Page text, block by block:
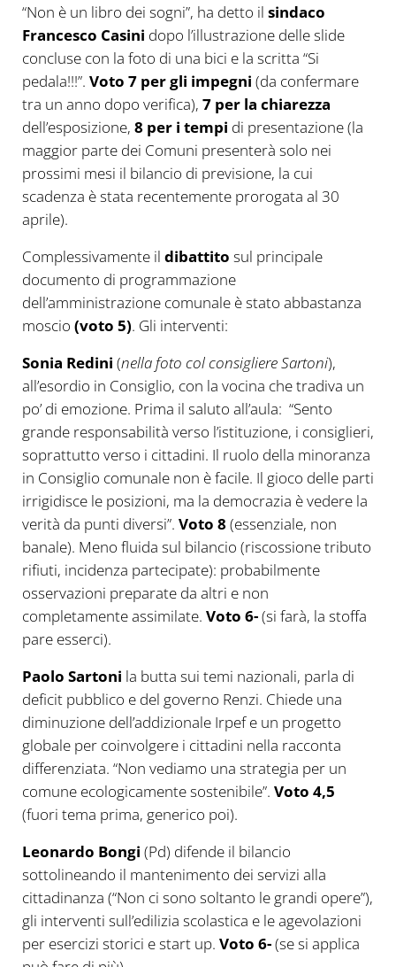
“Non è un libro dei sogni”, ha detto il sindaco
Francesco Casini dopo l’illustrazione delle slide
concluse con la foto di una bici e la scritta “Si
pedala!!!”. Voto 7 per gli impegni (da confermare
tra un anno dopo verifica), 7 per la chiarezza
dell’esposizione, 8 per i tempi di presentazione (la
maggior parte dei Comuni presenterà solo nei
prossimi mesi il bilancio di previsione, la cui
scadenza è stata recentemente prorogata al 30
aprile).
Complessivamente il dibattito sul principale
documento di programmazione
dell’amministrazione comunale è stato abbastanza
moscio (voto 5). Gli interventi:
Sonia Redini (nella foto col consigliere Sartoni),
all’esordio in Consiglio, con la vocina che tradiva un
po’ di emozione. Prima il saluto all’aula: “Sento
grande responsabilità verso l’istituzione, i consiglieri,
soprattutto verso i cittadini. Il ruolo della minoranza
in Consiglio comunale non è facile. Il gioco delle parti
irrigidisce le posizioni, ma la democrazia è vedere la
verità da punti diversi”. Voto 8 (essenziale, non
banale). Meno fluida sul bilancio (riscossione tributo
rifiuti, incidenza partecipate): probabilmente
osservazioni preparate da altri e non
completamente assimilate. Voto 6-(si farà, la stoffa
pare esserci).
Paolo Sartoni la butta sui temi nazionali, parla di
deficit pubblico e del governo Renzi. Chiede una
diminuzione dell’addizionale Irpef e un progetto
globale per coinvolgere i cittadini nella racconta
differenziata. “Non vediamo una strategia per un
comune ecologicamente sostenibile”. Voto 4,5
(fuori tema prima, generico poi).
Leonardo Bongi (Pd) difende il bilancio
sottolineando il mantenimento dei servizi alla
cittadinanza (“Non ci sono soltanto le grandi opere”),
gli interventi sull’edilizia scolastica e le agevolazioni
per esercizi storici e start up. Voto 6-(se si applica